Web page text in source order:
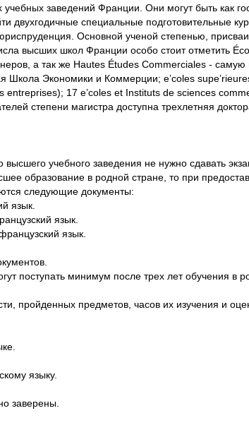
заведений Франции. Они могут быть как
двухгодичные специальные подготовительные
Основной ученой степенью,
высших школ Франции особо стоит отметить
а так же Hautes Études Commerciales - самую
Школа Экономики и Коммерции; e’coles
17 e’coles et Instituts de sciences
степени магистра доступна трехлетняя
учебного заведения не нужно сдавать
образование в родной стране, то при
следующие документы:
язык.
язык.
язык.
поступать минимум после трех лет обучения в
пройденных предметов, часов их изучения и
языку.
заверены.